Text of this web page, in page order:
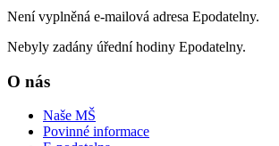
Není vyplněná e-mailová adresa Epodatelny.
Nebyly zadány úřední hodiny Epodatelny.
O nás
Naše MŠ
Povinné informace